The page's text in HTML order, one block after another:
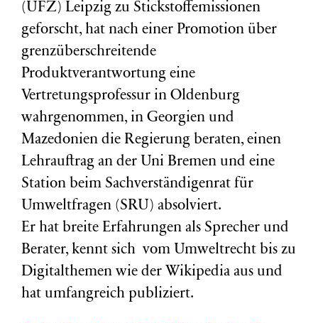
(UFZ) Leipzig zu Stickstoffemissionen
geforscht, hat nach einer Promotion über
grenzüberschreitende
Produktverantwortung eine
Vertretungsprofessur in Oldenburg
wahrgenommen, in Georgien und
Mazedonien die Regierung beraten, einen
Lehrauftrag an der Uni Bremen und eine
Station beim Sachverständigenrat für
Umweltfragen (SRU) absolviert.
Er hat breite Erfahrungen als Sprecher und
Berater, kennt sich vom Umweltrecht bis zu
Digitalthemen wie der Wikipedia aus und
hat umfangreich publiziert.